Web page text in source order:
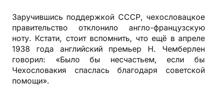
Заручившись поддержкой СССР, чехословацкое
правительство отклонило англо-французскую
ноту. Кстати, стоит вспомнить, что ещё в апреле
1938 года английский премьер Н. Чемберлен
говорил: «Было бы несчастьем, если бы
Чехословакия спаслась благодаря советской
помощи».